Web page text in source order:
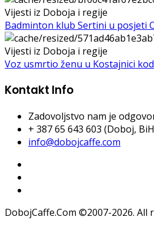
Vijesti iz Doboja i regije
Badminton klub Sertini u posjeti
Vijesti iz Doboja i regije
Voz usmrtio ženu u Kostajnici
Kontakt Info
Zadovoljstvo nam je
+ 387 65 643 603 (Doboj,
info@dobojcaffe.com
DobojCaffe.Com ©2007-2026. All